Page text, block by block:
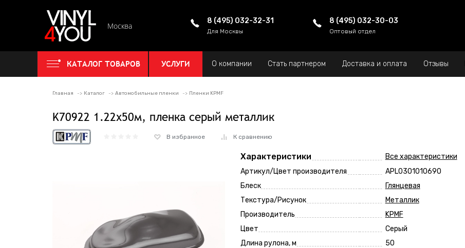
Москва
8 (495) 032-32-31
Для Москвы
8 (495) 032-30-03
Оптовый отдел
КАТАЛОГ ТОВАРОВ УСЛУГИ О компании Стать партнером Доставка и оплата Отзывы
Главная Каталог Автомобильные пленки Пленки KPMF
K70922 1.22х50м, пленка серый металлик
В избранное К сравнению
Характеристики
Все характеристики
Артикул/Цвет производителя
APL0301010690
Блеск
Глянцевая
Текстура/Рисунок
Металлик
Производитель
KPMF
Цвет
Серый
Длина рулона, м
50